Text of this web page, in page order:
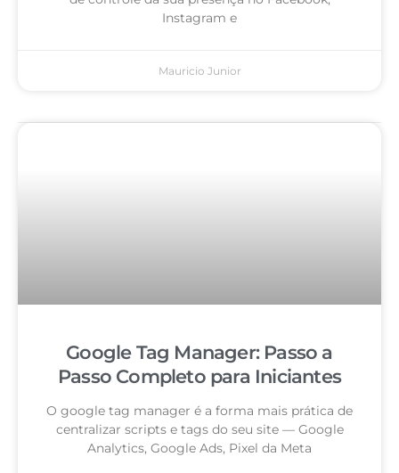
Instagram e
Mauricio Junior
Google Tag Manager: Passo a
Passo Completo para Iniciantes
O google tag manager é a forma mais prática de
centralizar scripts e tags do seu site — Google
Analytics, Google Ads, Pixel da Meta